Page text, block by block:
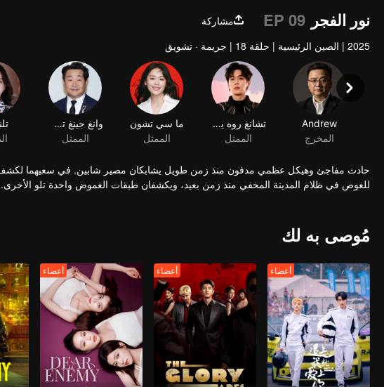
نور الفجر EP 09
مشاركة
2025
| الصين الرئيسية | حلقة 18 | جريمة · تشويق
Andrew
المخرج
تشانغ روه يون
الممثل
حادث مفاجئ وهيكل عظمي مدفون منذ زمن طويل يشابكان مصير شابين. في سعيهما لكشف
للغوص في ظلام المدينة المخفي منذ زمن بعيد، ويكشفان طبقات الغموض واحدة تلو الأخرى.
مُوصى به لك
أعضاء أعضاء أعضاء